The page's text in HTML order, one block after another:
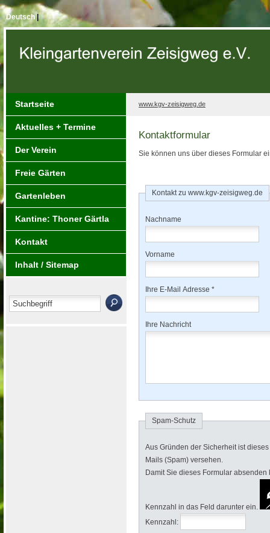
Deutsch|
Startseite
Aktuelles + Termine
Der Verein
Freie Gärten
Gartenleben
Kantine: Thoner Gärtla
Kontakt
Inhalt / Sitemap
www.kgv-zeisigweg.de
Kontaktformular
Sie können uns über dieses Formular
Kontakt zu www.kgv-zeisigweg.de
Nachname
Vorname
Ihre E-Mail Adresse *
Ihre Nachricht
Spam-Schutz
Aus Gründen der Sicherheit ist
Mails (Spam) versehen.
Damit Sie dieses Formular
Kennzahl in das Feld darunter ein.
Kennzahl: